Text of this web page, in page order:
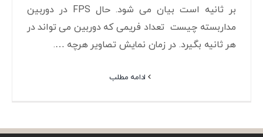
بر ثانیه است بیان می شود. حال FPS در دوربین
مداربسته چیست تعداد فریمی که دوربین می تواند در
هر ثانیه بگیرد. در زمان نمایش تصاویر هرچه ….
ادامه مطلب